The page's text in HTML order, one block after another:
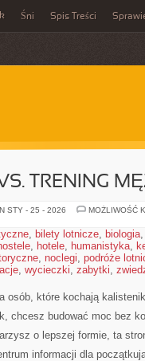
Śni Spis Treści
TRENING
STY - 25 - 2026
MOŻLIWOŚĆ
, bilety lotnicze, biologia
, hotele, humanistyka,
, noclegi, podróże
, wycieczki, zabytki,
osób, które kochają
chcesz budować moc bez
o lepszej formie, ta
informacji dla